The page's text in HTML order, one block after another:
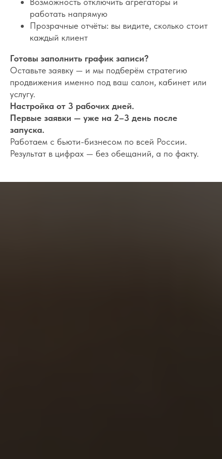
работать напрямую
Прозрачные отчёты: вы видите, сколько стоит
каждый клиент
Готовы заполнить график записи?
Оставьте заявку — и мы подберём стратегию
продвижения именно под ваш салон, кабинет или
услугу.
Настройка от 3 рабочих дней.
Первые заявки — уже на 2–3 день после
запуска.
Работаем с бьюти-бизнесом по всей России.
Результат в цифрах — без обещаний, а по факту.